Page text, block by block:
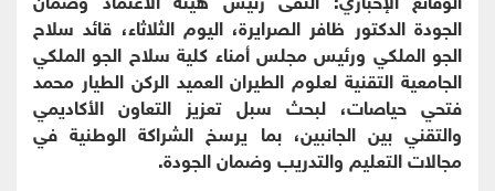
الجودة الدكتور ظافر الصرايرة، اليوم الثلاثاء، قائد سلاح
الجو الملكي ورئيس مجلس أمناء كلية سلاح الجو الملكي
الجامعية التقنية لعلوم الطيران العميد الركن الطيار محمد
فتحي حياصات، لبحث سبل تعزيز التعاون الأكاديمي
والتقني بين الجانبين، بما يرسخ الشراكة الوطنية في
مجالات التعليم والتدريب وضمان الجودة.